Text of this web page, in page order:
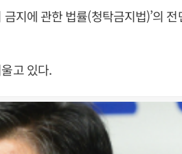
지에 관한 법률(청탁금지법)’의
고 있다.